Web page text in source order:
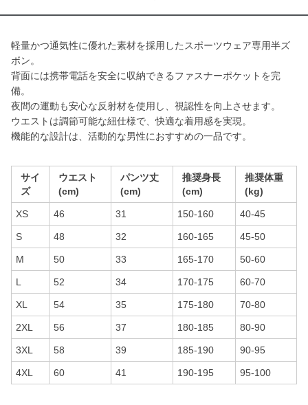
軽量かつ通気性に優れた素材を採用したスポーツウェア専用半ズ
ボン。
背面には携帯電話を安全に収納できるファスナーポケットを完
備。
夜間の運動も安心な反射材を使用し、視認性を向上させます。
ウエストは調節可能な紐仕様で、快適な着用感を実現。
機能的な設計は、活動的な男性におすすめの一品です。
サイ
ズ
ウエスト
(cm)
パンツ丈
(cm)
推奨身長
(cm)
推奨体重
(kg)
XS 46 31 150-160 40-45
S 48 32 160-165 45-50
M 50 33 165-170 50-60
L 52 34 170-175 60-70
XL 54 35 175-180 70-80
2XL 56 37 180-185 80-90
3XL 58 39 185-190 90-95
4XL 60 41 190-195 95-100